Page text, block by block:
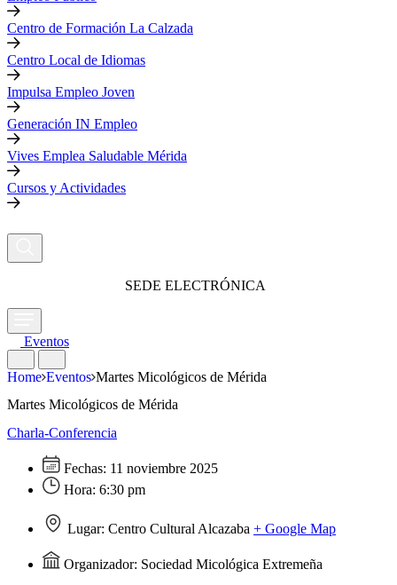
Centro de Formación La Calzada
Centro Local de Idiomas
Impulsa Empleo Joven
Generación IN Empleo
Vives Emplea Saludable Mérida
Cursos y Actividades
SEDE ELECTRÓNICA
Eventos
Home Eventos Martes Micológicos de Mérida
Martes Micológicos de Mérida
Charla-Conferencia
Fechas: 11 noviembre 2025
Hora: 6:30 pm
Lugar: Centro Cultural Alcazaba + Google Map
Organizador: Sociedad Micológica Extremeña